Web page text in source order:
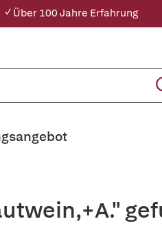
✓ Über 100 Jahre Erfahrung